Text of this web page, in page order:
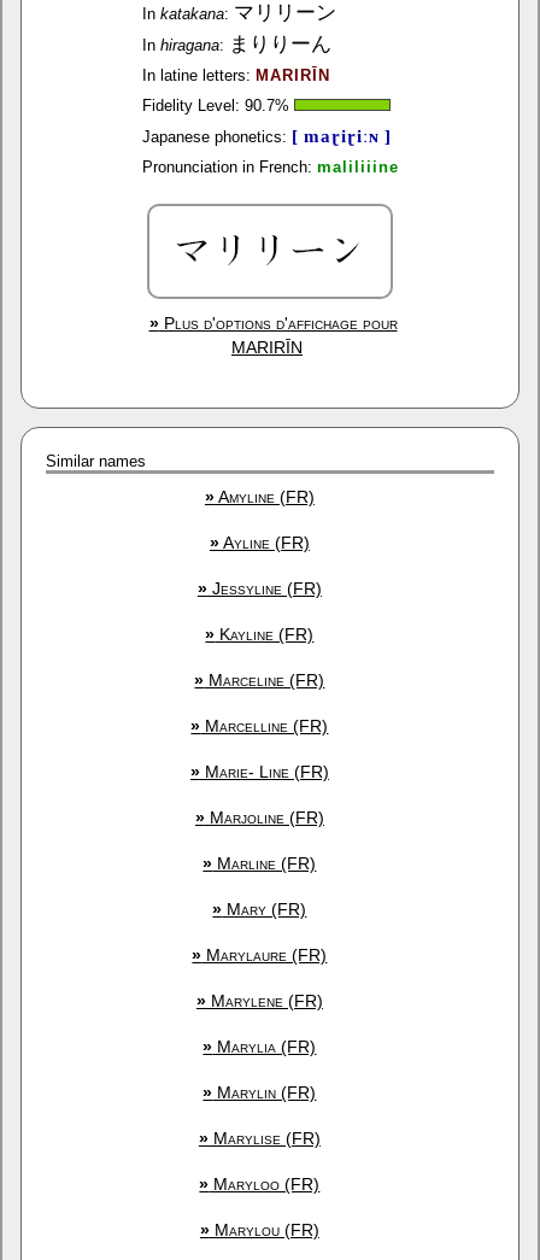
In katakana: マリリーン
In hiragana: まりりーん
In latine letters: MARIRĪN
Fidelity Level: 90.7%
Japanese phonetics: [ maɽiɽiːɴ ]
Pronunciation in French: maliliiine
»Plus d'options d'affichage pour
MARIRĪN
Similar names
»Amyline (FR)
»Ayline (FR)
»Jessyline (FR)
» Kayline (FR)
» Marceline (FR)
» Marcelline (FR)
»Marie- Line (FR)
»Marjoline (FR)
» Marline (FR)
» Mary (FR)
» Marylaure (FR)
»Marylene (FR)
» Marylia (FR)
» Marylin (FR)
»Marylise (FR)
» Maryloo (FR)
»Marylou (FR)